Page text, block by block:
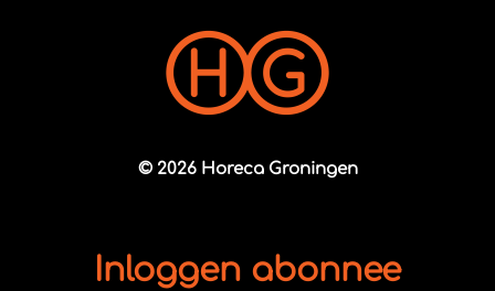
© 2026 Horeca Groningen
Inloggen abonnee